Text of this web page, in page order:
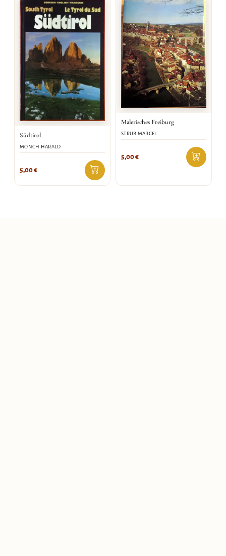
Südtirol
MÖNCH HARALD
5,00€
Malerisches Freiburg
STRUB MARCEL
5,00€